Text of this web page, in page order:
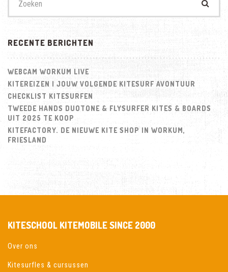
EN
2020?
naar:
RECENTE BERICHTEN
WEBCAM WORKUM LIVE
KITEREIZEN | JOUW VOLGENDE KITESURF AVONTUUR
CHECKLIST KITESURFEN
TWEEDE HANDS DUOTONE & FLYSURFER KITES & BOARDS
UIT 2025 TE KOOP
KITEFACTORY. DE NIEUWE KITE SHOP IN WORKUM,
FRIESLAND
KITESCHOOL KITEMOBILE SINCE 2000
Over ons
Kitesurfles & cursussen